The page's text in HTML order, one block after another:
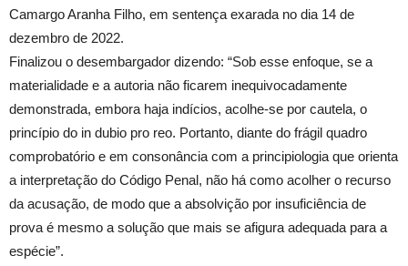
Camargo Aranha Filho, em sentença exarada no dia 14 de
dezembro de 2022.
Finalizou o desembargador dizendo: “Sob esse enfoque, se a
materialidade e a autoria não ficarem inequivocadamente
demonstrada, embora haja indícios, acolhe-se por cautela, o
princípio do in dubio pro reo. Portanto, diante do frágil quadro
comprobatório e em consonância com a principiologia que orienta
a interpretação do Código Penal, não há como acolher o recurso
da acusação, de modo que a absolvição por insuficiência de
prova é mesmo a solução que mais se afigura adequada para a
espécie”.